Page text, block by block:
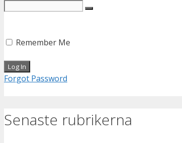
Remember Me
Forgot Password
Senaste rubrikerna